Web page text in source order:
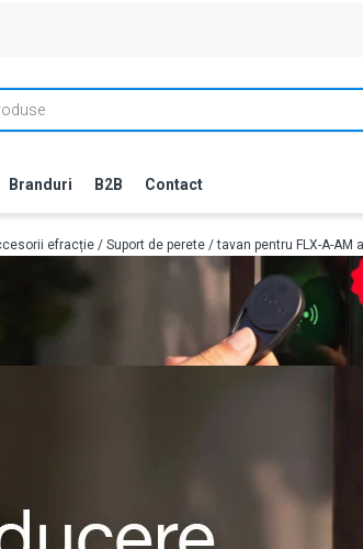
Branduri B2B Contact
efracție / Suport de perete / tavan pentru FLX-A-AM